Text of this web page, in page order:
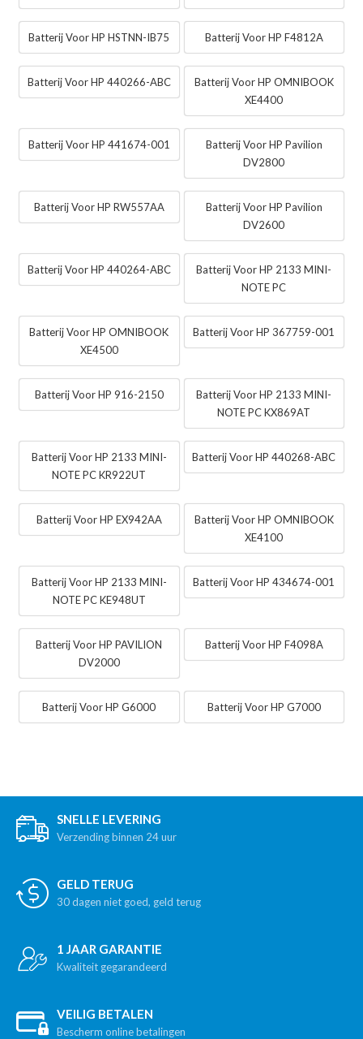
Batterij Voor HP HSTNN-IB75 Batterij Voor HP F4812A
Batterij Voor HP 440266-ABC
Batterij Voor HP OMNIBOOK
XE4400
Batterij Voor HP 441674-001
Batterij Voor HP Pavilion
DV2800
Batterij Voor HP RW557AA
Batterij Voor HP Pavilion
DV2600
Batterij Voor HP 440264-ABC
Batterij Voor HP 2133 MINI-
NOTE PC
Batterij Voor HP OMNIBOOK
XE4500
Batterij Voor HP 367759-001
Batterij Voor HP 916-2150
Batterij Voor HP 2133 MINI-
NOTE PC KX869AT
Batterij Voor HP 2133 MINI-
NOTE PC KR922UT
Batterij Voor HP 440268-ABC
Batterij Voor HP EX942AA
Batterij Voor HP OMNIBOOK
XE4100
Batterij Voor HP 2133 MINI-
NOTE PC KE948UT
Batterij Voor HP 434674-001
Batterij Voor HP PAVILION
DV2000
Batterij Voor HP F4098A
Batterij Voor HP G6000 Batterij Voor HP G7000
SNELLE LEVERING
Verzending binnen 24 uur
GELD TERUG
30 dagen niet goed, geld terug
1 JAAR GARANTIE
Kwaliteit gegarandeerd
VEILIG BETALEN
Bescherm online betalingen